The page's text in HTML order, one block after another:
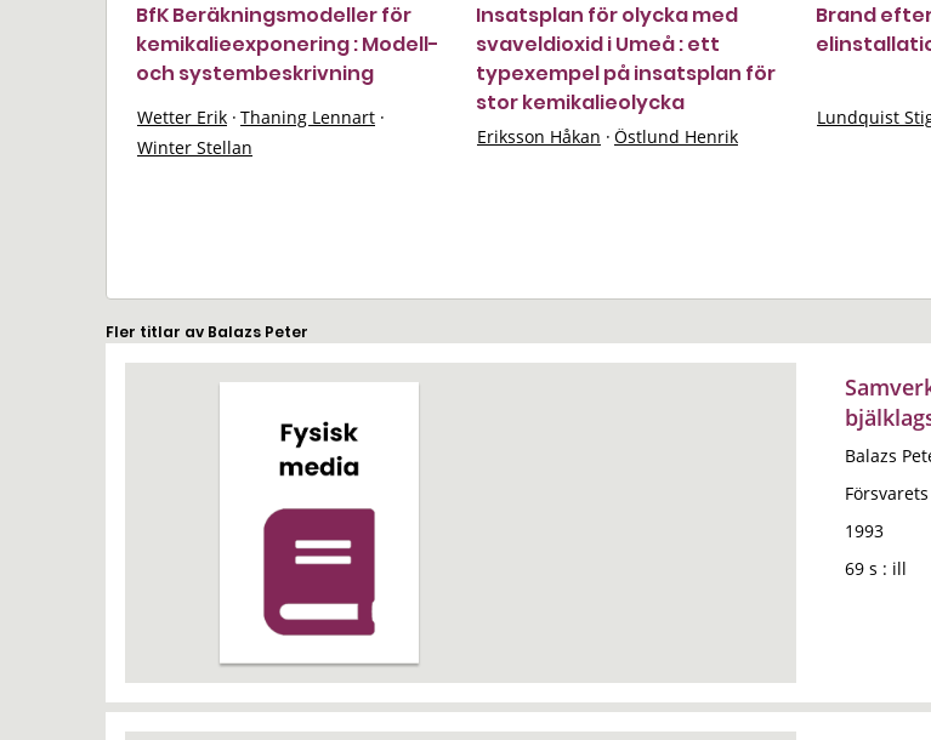
BfK Beräkningsmodeller för
kemikalieexponering : Modell-
och systembeskrivning
Wetter Erik · Thaning Lennart ·
Winter Stellan
Insatsplan för olycka med
svaveldioxid i Umeå : ett
typexempel på insatsplan för
stor kemikalieolycka
Eriksson Håkan · Östlund Henrik
Brand
Lundquist
Fler titlar av Balazs Peter
Balazs
1993
69 s : ill